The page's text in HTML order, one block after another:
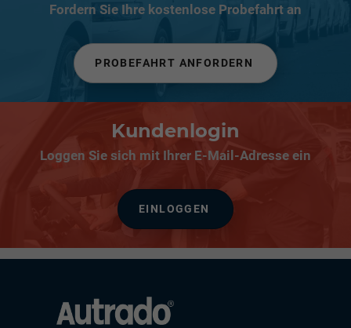
Fordern Sie Ihre kostenlose Probefahrt an
PROBEFAHRT ANFORDERN
Kundenlogin
Loggen Sie sich mit Ihrer E-Mail-Adresse ein
EINLOGGEN